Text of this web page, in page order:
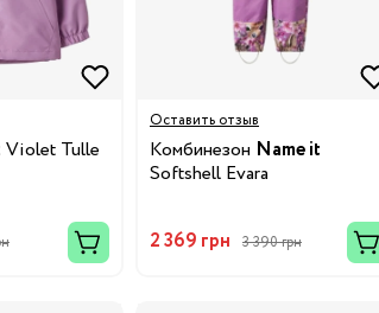
Violet Tulle
Оставить отзыв
Комбинезон Name it
Softshell Evara
2 369 грн 3 390 грн